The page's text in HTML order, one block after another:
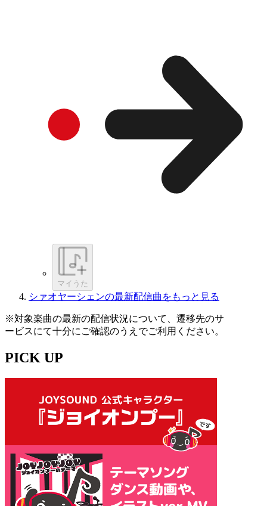
マイうた
シァオヤーシェンの最新配信曲をもっと見る
※対象楽曲の最新の配信状況について、遷移先のサ
ービスにて十分にご確認のうえでご利用ください。
PICK UP